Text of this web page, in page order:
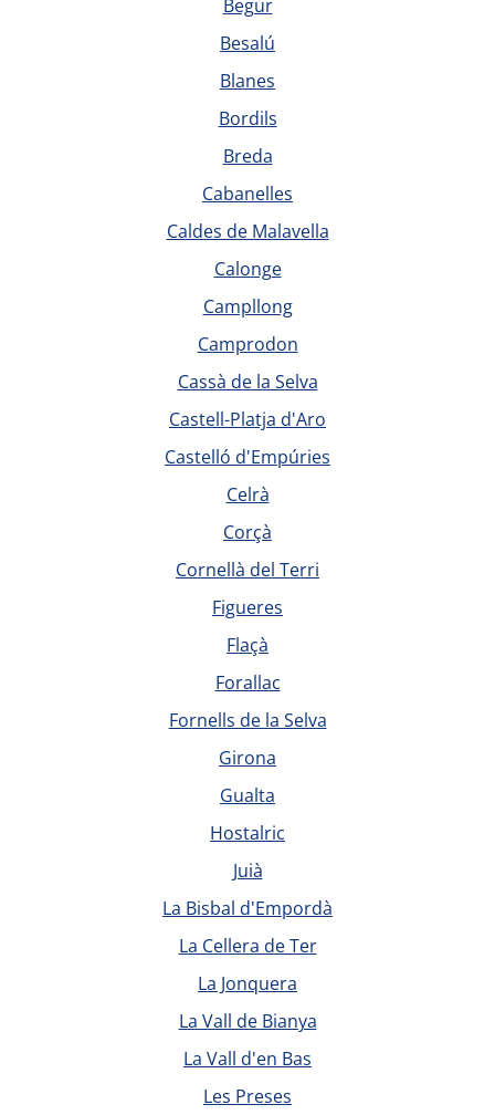
Begur
Besalú
Blanes
Bordils
Breda
Cabanelles
Caldes de Malavella
Calonge
Campllong
Camprodon
Cassà de la Selva
Castell-Platja d'Aro
Castelló d'Empúries
Celrà
Corçà
Cornellà del Terri
Figueres
Flaçà
Forallac
Fornells de la Selva
Girona
Gualta
Hostalric
Juià
La Bisbal d'Empordà
La Cellera de Ter
La Jonquera
La Vall de Bianya
La Vall d'en Bas
Les Preses